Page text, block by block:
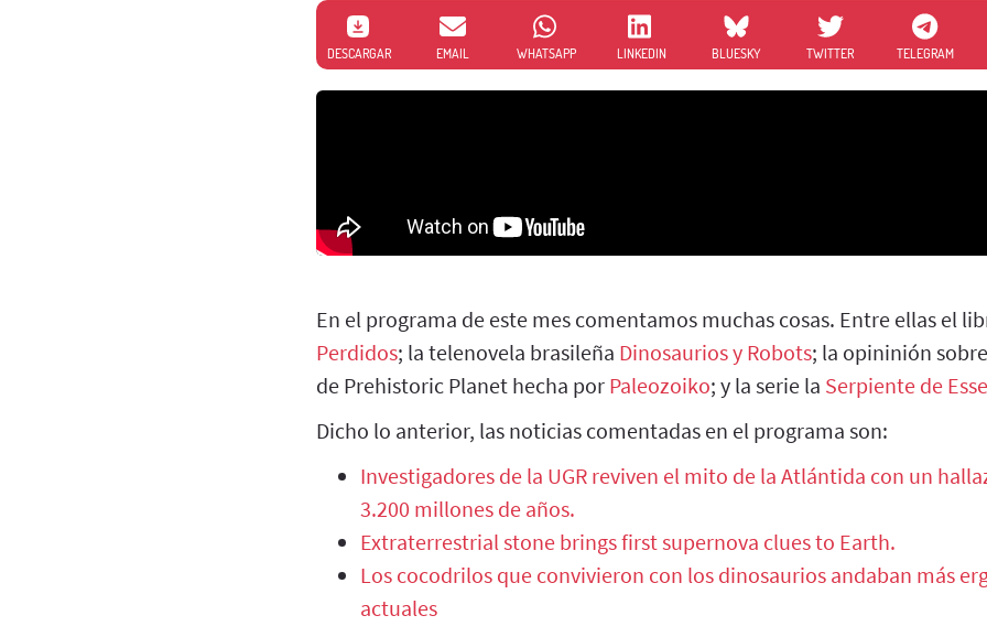
DESCARGAR EMAIL WHATSAPP LINKEDIN BLUESKY TWITTER TELEGRAM
En el programa de este mes comentamos muchas cosas. Entre ellas el
Perdidos; la telenovela brasileña Dinosaurios y Robots; la opininión
de Prehistoric Planet hecha por Paleozoiko; y la serie la Serpiente de
Dicho lo anterior, las noticias comentadas en el programa son:
Investigadores de la UGR reviven el mito de la Atlántida con un
3.200 millones de años.
Extraterrestrial stone brings first supernova clues to Earth.
Los cocodrilos que convivieron con los dinosaurios andaban más
actuales